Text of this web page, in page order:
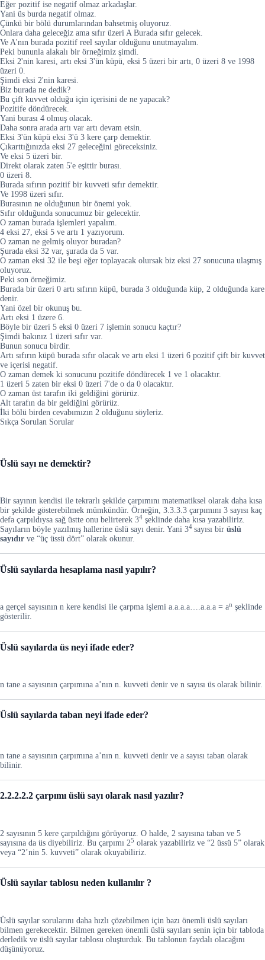
Eğer pozitif ise negatif olmaz arkadaşlar.
Yani üs burda negatif olmaz.
Çünkü bir bölü durumlarından bahsetmiş oluyoruz.
Onlara daha geleceğiz ama sıfır üzeri A Burada sıfır gelecek.
Ve A'nın burada pozitif reel sayılar olduğunu unutmayalım.
Peki bununla alakalı bir örneğimiz şimdi.
Eksi 2'nin karesi, artı eksi 3'ün küpü, eksi 5 üzeri bir artı, 0 üzeri 8 ve 1998
üzeri 0.
Şimdi eksi 2'nin karesi.
Biz burada ne dedik?
Bu çift kuvvet olduğu için içerisini de ne yapacak?
Pozitife döndürecek.
Yani burası 4 olmuş olacak.
Daha sonra arada artı var artı devam etsin.
Eksi 3'ün küpü eksi 3'ü 3 kere çarp demektir.
Çıkarttığınızda eksi 27 geleceğini göreceksiniz.
Ve eksi 5 üzeri bir.
Direkt olarak zaten 5'e eşittir burası.
0 üzeri 8.
Burada sıfırın pozitif bir kuvveti sıfır demektir.
Ve 1998 üzeri sıfır.
Burasının ne olduğunun bir önemi yok.
Sıfır olduğunda sonucumuz bir gelecektir.
O zaman burada işlemleri yapalım.
4 eksi 27, eksi 5 ve artı 1 yazıyorum.
O zaman ne gelmiş oluyor buradan?
Şurada eksi 32 var, şurada da 5 var.
O zaman eksi 32 ile beşi eğer toplayacak olursak biz eksi 27 sonucuna ulaşmış
oluyoruz.
Peki son örneğimiz.
Burada bir üzeri 0 artı sıfırın küpü, burada 3 olduğunda küp, 2 olduğunda kare
denir.
Yani özel bir okunuş bu.
Artı eksi 1 üzere 6.
Böyle bir üzeri 5 eksi 0 üzeri 7 işlemin sonucu kaçtır?
Şimdi bakınız 1 üzeri sıfır var.
Bunun sonucu birdir.
Artı sıfırın küpü burada sıfır olacak ve artı eksi 1 üzeri 6 pozitif çift bir kuvvet
ve içerisi negatif.
O zaman demek ki sonucunu pozitife döndürecek 1 ve 1 olacaktır.
1 üzeri 5 zaten bir eksi 0 üzeri 7'de o da 0 olacaktır.
O zaman üst tarafın iki geldiğini görürüz.
Alt tarafın da bir geldiğini görürüz.
İki bölü birden cevabımızın 2 olduğunu söyleriz.
Sıkça Sorulan Sorular
Üslü sayı ne demektir?
Bir sayının kendisi ile tekrarlı şekilde çarpımını matematiksel olarak daha kısa
bir şekilde gösterebilmek mümkündür. Örneğin, 3.3.3.3 çarpımını 3 sayısı kaç
defa çarpıldıysa sağ üstte onu belirterek 34 şeklinde daha kısa yazabiliriz.
Sayıların böyle yazılmış hallerine üslü sayı denir. Yani 34 sayısı bir üslü
sayıdır ve “üç üssü dört” olarak okunur.
Üslü sayılarda hesaplama nasıl yapılır?
a gerçel sayısının n kere kendisi ile çarpma işlemi a.a.a.a….a.a.a = an şeklinde
gösterilir.
Üslü sayılarda üs neyi ifade eder?
n tane a sayısının çarpımına a’nın n. kuvveti denir ve n sayısı üs olarak bilinir.
Üslü sayılarda taban neyi ifade eder?
n tane a sayısının çarpımına a’nın n. kuvveti denir ve a sayısı taban olarak
bilinir.
2.2.2.2.2 çarpımı üslü sayı olarak nasıl yazılır?
2 sayısının 5 kere çarpıldığını görüyoruz. O halde, 2 sayısına taban ve 5
sayısına da üs diyebiliriz. Bu çarpımı 25 olarak yazabiliriz ve “2 üssü 5” olarak
veya “2’nin 5. kuvveti” olarak okuyabiliriz.
Üslü sayılar tablosu neden kullanılır ?
Üslü sayılar sorularını daha hızlı çözebilmen için bazı önemli üslü sayıları
bilmen gerekecektir. Bilmen gereken önemli üslü sayıları senin için bir tabloda
derledik ve üslü sayılar tablosu oluşturduk. Bu tablonun faydalı olacağını
düşünüyoruz.